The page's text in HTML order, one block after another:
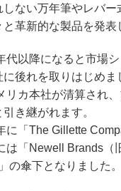
ない万年筆やレバー
革新的な製品を発表
代以降になると市場
後れを取りはじめま
リカ本社が清算され
き継がれます。
に「The Gillette
は「Newell Brands（
の傘下となりました。